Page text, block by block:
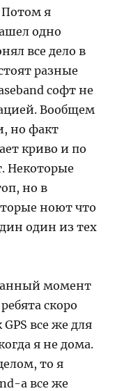
Потом я
одно
все дело в
разные
софт не
Вообщем
но факт
криво и по
Некоторые
но в
ноют что
один из тех
момент
скоро
все же для
я не дома.
то я
а все же